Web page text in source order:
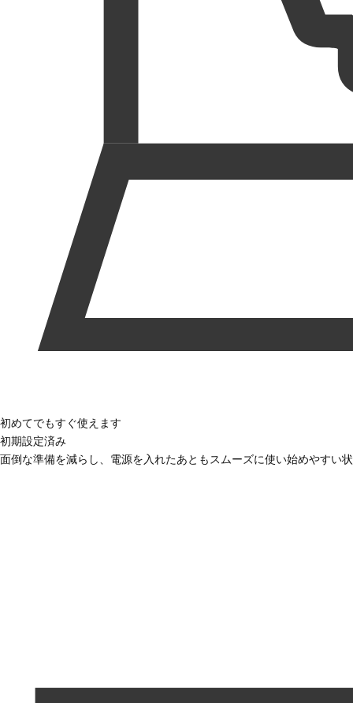
初めてでもすぐ使えます
初期設定済み
面倒な準備を減らし、電源を入れたあともスムーズに使い始めやすい